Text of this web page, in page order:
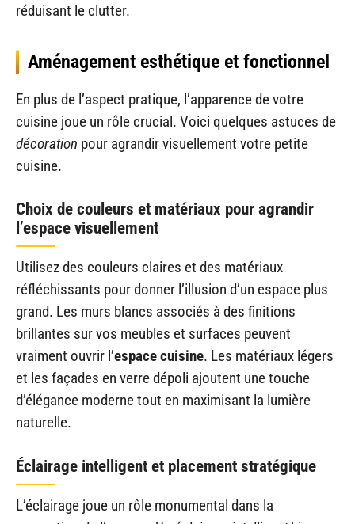
réduisant le clutter.
Aménagement esthétique et fonctionnel
En plus de l’aspect pratique, l’apparence de votre
cuisine joue un rôle crucial. Voici quelques astuces de
décoration pour agrandir visuellement votre petite
cuisine.
Choix de couleurs et matériaux pour agrandir
l’espace visuellement
Utilisez des couleurs claires et des matériaux
réfléchissants pour donner l’illusion d’un espace plus
grand. Les murs blancs associés à des finitions
brillantes sur vos meubles et surfaces peuvent
vraiment ouvrir l’espace cuisine. Les matériaux légers
et les façades en verre dépoli ajoutent une touche
d’élégance moderne tout en maximisant la lumière
naturelle.
Éclairage intelligent et placement stratégique
L’éclairage joue un rôle monumental dans la